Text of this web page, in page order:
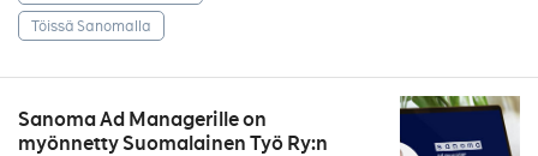
Töissä Sanomalla
Sanoma Ad Managerille on
myönnetty Suomalainen Työ Ry:n